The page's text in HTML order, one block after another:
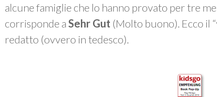
alcune famiglie che lo hanno provato per tre
corrisponde aSehr Gut (Molto buono). Ecco il
redatto (ovvero in tedesco).